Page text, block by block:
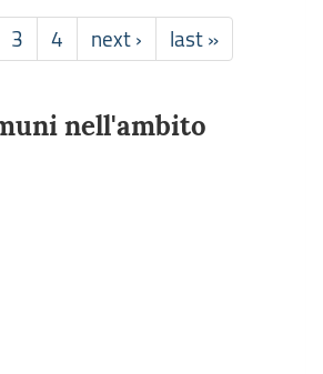
3 4 next › last »
nell'ambito